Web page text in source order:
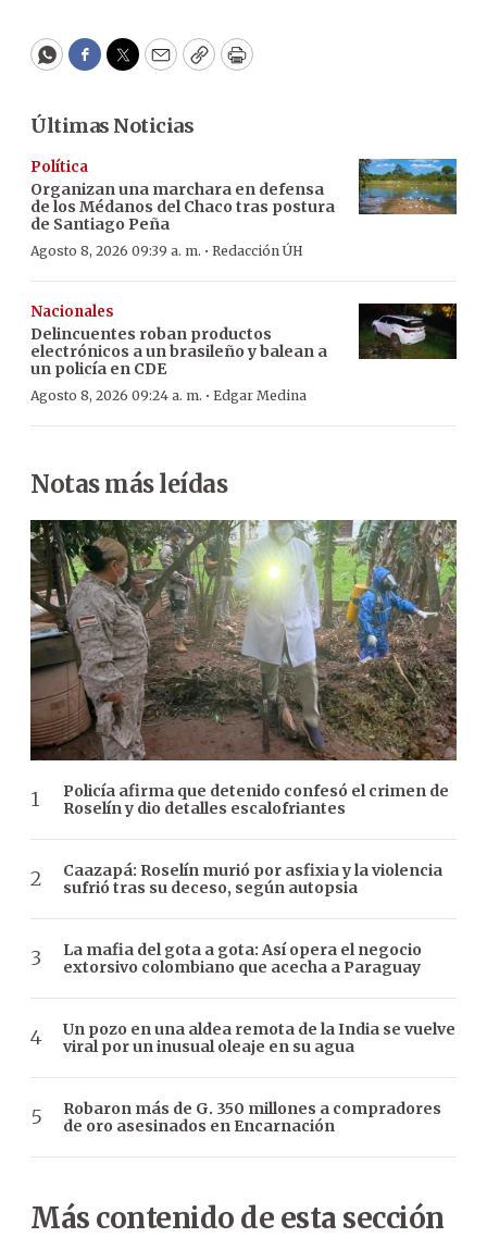
WhatsApp
Facebook
Twitter
EmailCopyPrint
Últimas Noticias
Política
Organizan una marchara en defensa
de los Médanos del Chaco tras postura
de Santiago Peña
Agosto 8, 2026 09:39 a. m. · Redacción ÚH
Nacionales
Delincuentes roban productos
electrónicos a un brasileño y balean a
un policía en CDE
Agosto 8, 2026 09:24 a. m. · Edgar Medina
Notas más leídas
Policía afirma que detenido confesó el crimen de
Roselín y dio detalles escalofriantes
Caazapá: Roselín murió por asfixia y la violencia
sufrió tras su deceso, según autopsia
La mafia del gota a gota: Así opera el negocio
extorsivo colombiano que acecha a Paraguay
Un pozo en una aldea remota de la India se vuelve
viral por un inusual oleaje en su agua
Robaron más de G. 350 millones a compradores
de oro asesinados en Encarnación
Más contenido de esta sección